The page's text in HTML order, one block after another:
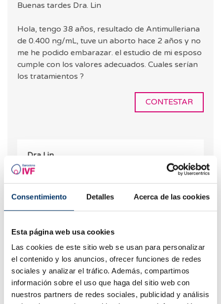
Consentimiento Detalles Acerca de las cookies
Esta página web usa cookies
Las cookies de este sitio web se usan para personalizar
el contenido y los anuncios, ofrecer funciones de redes
sociales y analizar el tráfico. Además, compartimos
información sobre el uso que haga del sitio web con
nuestros partners de redes sociales, publicidad y análisis
Buenas tardes Dra. Lin
Hola, tengo 38 años, resultado de Antimulleriana
de 0.400 ng/mL, tuve un aborto hace 2 años y no
me he podido embarazar. el estudio de mi esposo
cumple con los valores adecuados. Cuales serían
los tratamientos ?
CONTESTAR
Dra Lin
14.05.2019
Hola Bianca. Gracias por tu consulta. Yo
completaría el estudio de esterilidad con un
cariotipo de ambos. Si todo saliera bien,
esterilidad y reserva ovárica, probablemente
lo más indicado sería hacer una fecundación
in vitro. Dra Lin
CONTESTAR